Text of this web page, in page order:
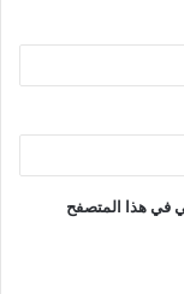
في هذا المتصفح